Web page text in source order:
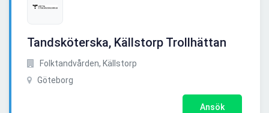
Tandsköterska, Källstorp Trollhättan
Folktandvården, Källstorp
Göteborg
Ansök